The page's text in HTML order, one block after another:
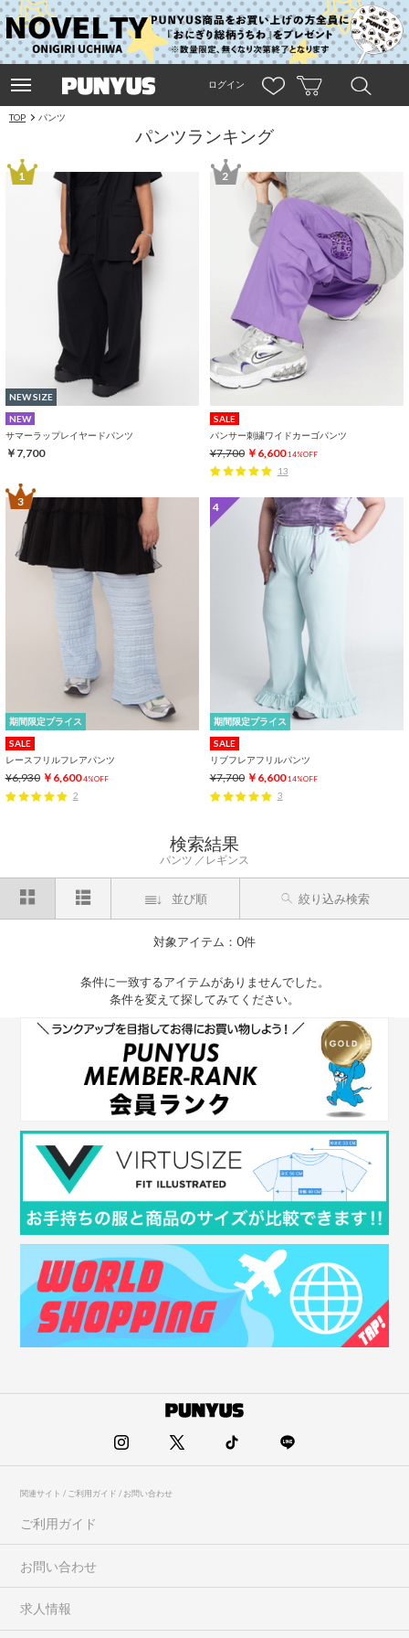
ログイン
TOP パンツ
パンツランキング
NEW SIZE
1
NEW
サマーラップレイヤードパンツ
￥7,700
2
SALE
パンサー刺繍ワイドカーゴパンツ
¥7,700 ￥6,600 14%OFF
13
期間限定プライス
3
SALE
レースフリルフレアパンツ
¥6,930 ￥6,600 4%OFF
2
期間限定プライス
4
SALE
リブフレアフリルパンツ
¥7,700 ￥6,600 14%OFF
3
検索結果
パンツ レギンス
並び順 絞り込み検索
対象アイテム：0件
条件に一致するアイテムがありませんでした。
条件を変えて探してみてください。
関連サイト / ご利用ガイド / お問い合わせ
ご利用ガイド
お問い合わせ
求人情報